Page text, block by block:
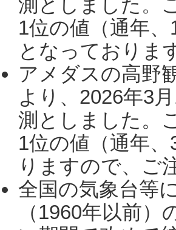
1位の値（通年
となっておりま
アメダスの高野
より、2026年3
測としました。
1位の値（通年
りますので、ご
全国の気象台等
（1960年以前